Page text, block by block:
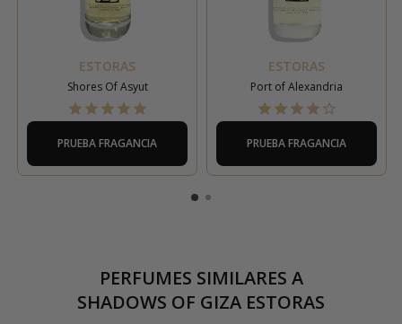
ESTORAS
Shores Of Asyut
PRUEBA FRAGANCIA
ESTORAS
Port of Alexandria
PRUEBA FRAGANCIA
PERFUMES SIMILARES A
SHADOWS OF GIZA ESTORAS